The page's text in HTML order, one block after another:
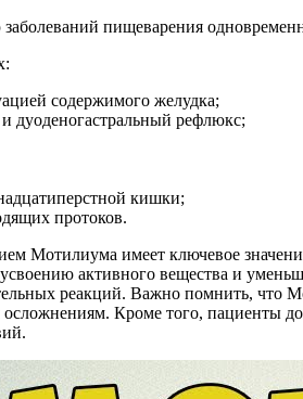
пищеварения
содержимого желудка;
и дуоденогастральный рефлюкс;
кишки;
протоков.
Мотилиума имеет ключевое
активного вещества и
реакций. Важно помнить, что
Кроме того, пациенты